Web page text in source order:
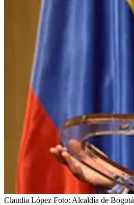
Claudia López Foto: Alcaldía de Bogotá